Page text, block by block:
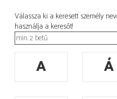
Válassza ki a keresett személy
használja a keresőt!
A Á